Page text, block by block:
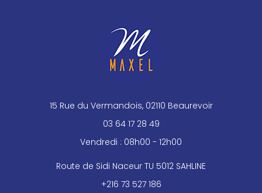
15 Rue du Vermandois, 02110 Beaurevoir
03 64 17 28 49
Vendredi : 08h00 - 12h00
Route de Sidi Naceur TU 5012 SAHLINE
+216 73 527 186